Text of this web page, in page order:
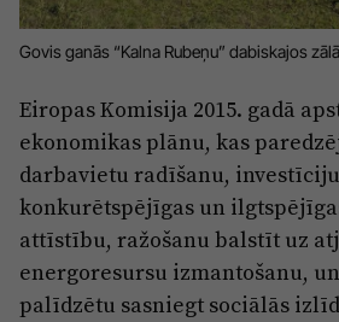
Govis ganās “Kalna Rubeņu” dabiskajos
Eiropas Komisija 2015. gadā
ekonomikas plānu, kas
darbavietu radīšanu,
konkurētspējīgas un
attīstību, ražošanu balstīt uz
energoresursu izmantošanu,
palīdzētu sasniegt sociālās